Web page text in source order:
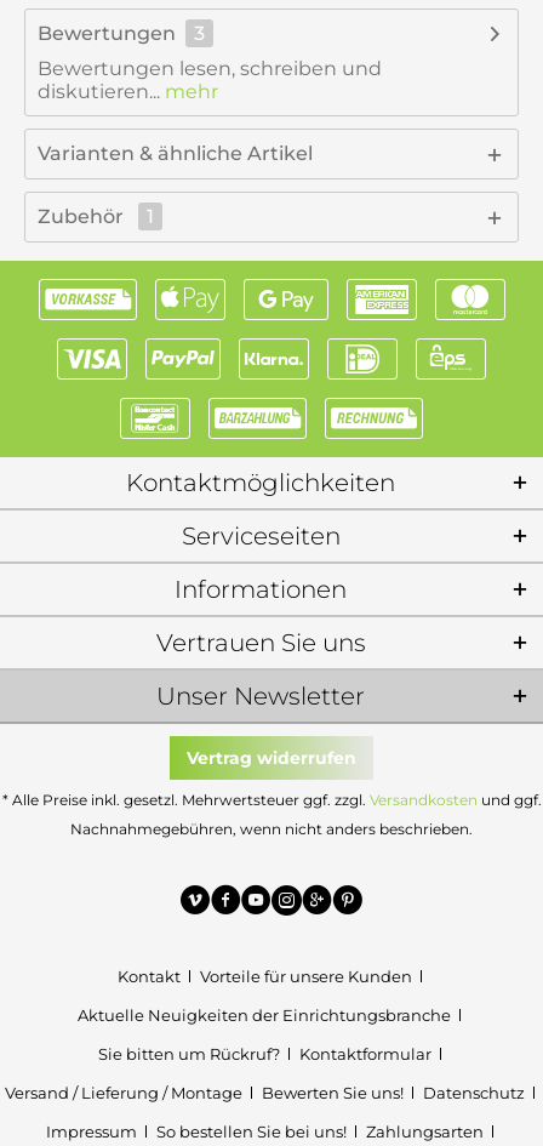
Bewertungen
3
Bewertungen lesen, schreiben und
diskutieren... mehr
Varianten & ähnliche Artikel
Zubehör 1
Kontaktmöglichkeiten
Serviceseiten
Informationen
Unser Newsletter
Vertrauen Sie uns
Vertrag widerrufen
* Alle Preise inkl. gesetzl. Mehrwertsteuer ggf. zzgl. Versandkosten und ggf.
Nachnahmegebühren, wenn nicht anders beschrieben.
Kontakt
Vorteile für unsere Kunden
Aktuelle Neuigkeiten der Einrichtungsbranche
Sie bitten um Rückruf?
Kontaktformular
Versand / Lieferung / Montage
Bewerten Sie uns!
Datenschutz
Impressum
So bestellen Sie bei uns! Zahlungsarten